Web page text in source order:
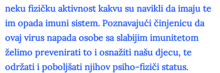
neku fizičku aktivnost kakvu su navikli da imaju te
im opada imuni sistem. Poznavajući činjenicu da
ovaj virus napada osobe sa slabijim imunitetom
želimo prevenirati to i osnažiti našu djecu, te
održati i poboljšati njihov psiho-fiziči status.